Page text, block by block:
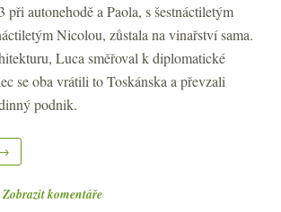
při autonehodě a Paola, s šestnáctiletým
Nicolou, zůstala na vinařství sama.
Luca směřoval k diplomatické
se oba vrátili to Toskánska a převzali
podnik.
Zobrazit komentáře